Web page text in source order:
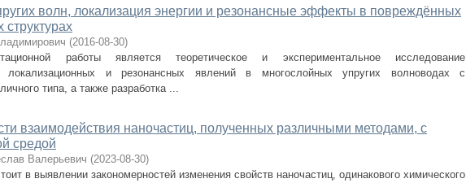
волн, локализация энергии и резонансные эффекты в повреждённых
(2016-08-30)
работы является теоретическое и экспериментальное исследование
локализационных и резонансных явлений в многослойных упругих волноводах с
типа, а также разработка ...
взаимодействия наночастиц, полученных различными методами, с
средой
Валерьевич (2023-08-30)
в выявлении закономерностей изменения свойств наночастиц, одинакового химического